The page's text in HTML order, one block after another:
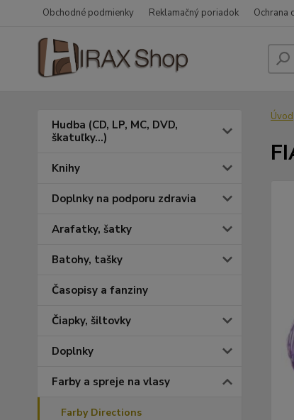
Obchodné podmienky Reklamačný poriadok Ochrana
Hudba (CD, LP, MC, DVD,
škatuľky...)
Knihy
Doplnky na podporu zdravia
Arafatky, šatky
Batohy, tašky
Časopisy a fanziny
Čiapky, šiltovky
Doplnky
Farby a spreje na vlasy
Farby Directions
Úvod